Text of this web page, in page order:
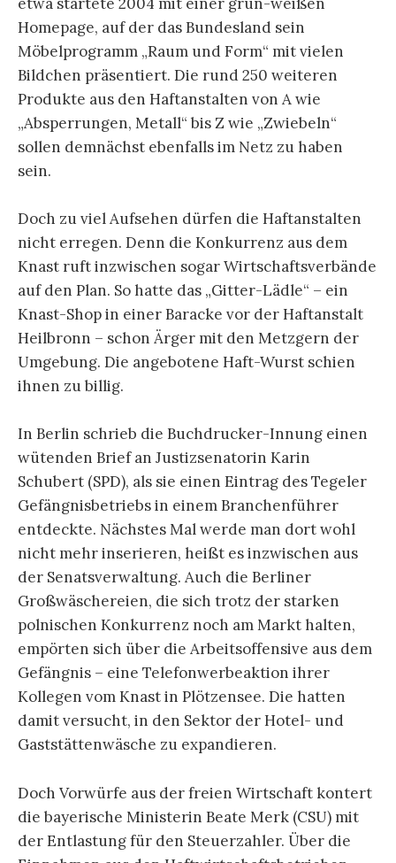
Homepage, auf der das Bundesland sein
Möbelprogramm „Raum und Form“ mit vielen
Bildchen präsentiert. Die rund 250 weiteren
Produkte aus den Haftanstalten von A wie
„Absperrungen, Metall“ bis Z wie „Zwiebeln“
sollen demnächst ebenfalls im Netz zu haben
sein.
Doch zu viel Aufsehen dürfen die Haftanstalten
nicht erregen. Denn die Konkurrenz aus dem
Knast ruft inzwischen sogar Wirtschaftsverbände
auf den Plan. So hatte das „Gitter-Lädle“ – ein
Knast-Shop in einer Baracke vor der Haftanstalt
Heilbronn – schon Ärger mit den Metzgern der
Umgebung. Die angebotene Haft-Wurst schien
ihnen zu billig.
In Berlin schrieb die Buchdrucker-Innung einen
wütenden Brief an Justizsenatorin Karin
Schubert (SPD), als sie einen Eintrag des Tegeler
Gefängnisbetriebs in einem Branchenführer
entdeckte. Nächstes Mal werde man dort wohl
nicht mehr inserieren, heißt es inzwischen aus
der Senatsverwaltung. Auch die Berliner
Großwäschereien, die sich trotz der starken
polnischen Konkurrenz noch am Markt halten,
empörten sich über die Arbeitsoffensive aus dem
Gefängnis – eine Telefonwerbeaktion ihrer
Kollegen vom Knast in Plötzensee. Die hatten
damit versucht, in den Sektor der Hotel- und
Gaststättenwäsche zu expandieren.
Doch Vorwürfe aus der freien Wirtschaft kontert
die bayerische Ministerin Beate Merk (CSU) mit
der Entlastung für den Steuerzahler. Über die